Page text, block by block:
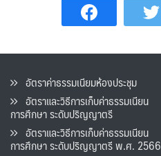
อัตราค่าธรรมเนียมห้องประชุม
อัตราและวิธีการเก็บค่าธรรมเนียน
การศึกษา ระดับปริญญาตรี
อัตราและวิธีการเก็บค่าธรรมเนียน
การศึกษา ระดับปริญญาตรี พ.ศ. 2566